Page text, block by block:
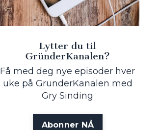
Lytter du til
GründerKanalen?
Få med deg nye episoder hver
uke på GrunderKanalen med
Gry Sinding
Abonner NÅ